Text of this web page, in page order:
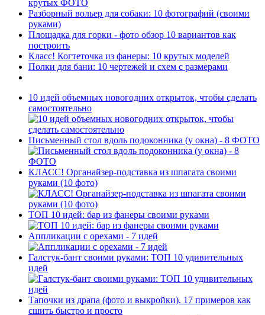
крутых ФОТО
Разборный вольер для собаки: 10 фотографий (своими
руками)
Площадка для горки - фото обзор 10 вариантов как
построить
Класс! Когтеточка из фанеры: 10 крутых моделей
Полки для бани: 10 чертежей и схем с размерами
10 идей объемных новогодних открыток, чтобы сделать
самостоятельно
Письменный стол вдоль подоконника (у окна) - 8 ФОТО
КЛАСС! Органайзер-подставка из шпагата своими
руками (10 фото)
ТОП 10 идей: бар из фанеры своими руками
Аппликации с орехами - 7 идей
Галстук-бант своими руками: ТОП 10 удивительных
идей
Тапочки из драпа (фото и выкройки). 17 примеров как
сшить быстро и просто